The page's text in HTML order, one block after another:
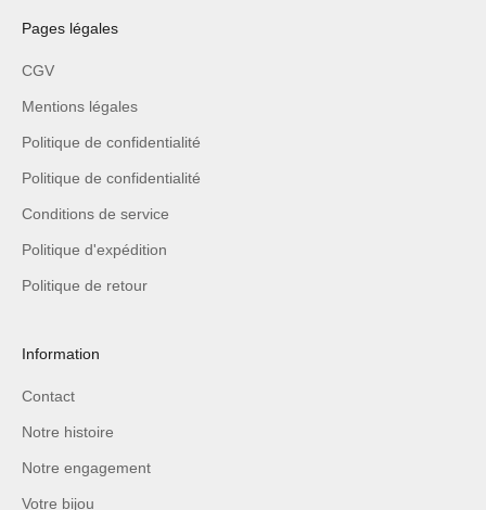
Pages légales
CGV
Mentions légales
Politique de confidentialité
Politique de confidentialité
Conditions de service
Politique d'expédition
Politique de retour
Information
Contact
Notre histoire
Notre engagement
Votre bijou